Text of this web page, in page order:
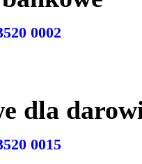
0002
dla
0015